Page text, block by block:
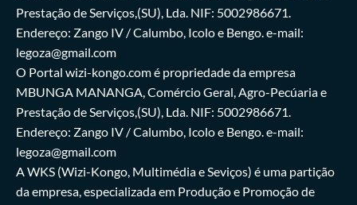
Prestação de Serviços,(SU), Lda. NIF: 5002986671.
Endereço: Zango IV / Calumbo, Icolo e Bengo. e-mail:
legoza@gmail.com
O Portal wizi-kongo.com é propriedade da empresa
MBUNGA MANANGA, Comércio Geral, Agro-Pecúaria e
Prestação de Serviços,(SU), Lda. NIF: 5002986671.
Endereço: Zango IV / Calumbo, Icolo e Bengo. e-mail:
legoza@gmail.com
A WKS (Wizi-Kongo, Multimédia e Seviços) é uma partição
da empresa, especializada em Produção e Promoção de